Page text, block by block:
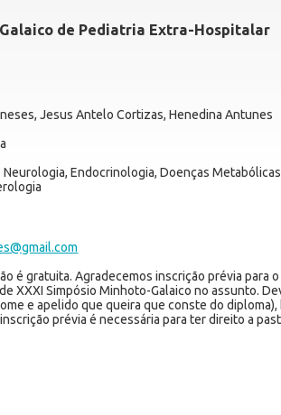
de Pediatria Extra-Hospitalar
Jesus Antelo Cortizas, Henedina Antunes
Neurologia, Endocrinologia, Doenças
é gratuita. Agradecemos inscrição prévia para
XXXI Simpósio Minhoto-Galaico no assunto.
e apelido que queira que conste do
prévia é necessária para ter direito a